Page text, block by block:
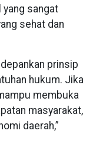
yang sangat
sehat dan
prinsip
hukum. Jika
membuka
masyarakat,
daerah,”